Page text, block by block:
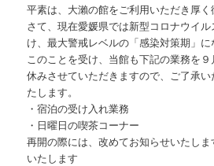
平素は、大瀨の館をご利用いただき厚く
さて、現在愛媛県では新型コロナウイ
け、最大警戒レベルの「感染対策期」に
このことを受け、当館も下記の業務を
休みさせていただきますので、ご了承
たします。
・宿泊の受け入れ業務
・日曜日の喫茶コーナー
再開の際には、改めてお知らせいたし
いたします